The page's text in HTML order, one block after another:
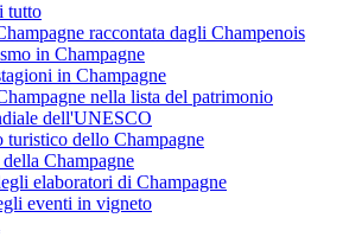
tutto
raccontata dagli Champenois
in Champagne
in Champagne
nella lista del patrimonio
dell'UNESCO
turistico dello Champagne
Champagne
elaboratori di Champagne
eventi in vigneto